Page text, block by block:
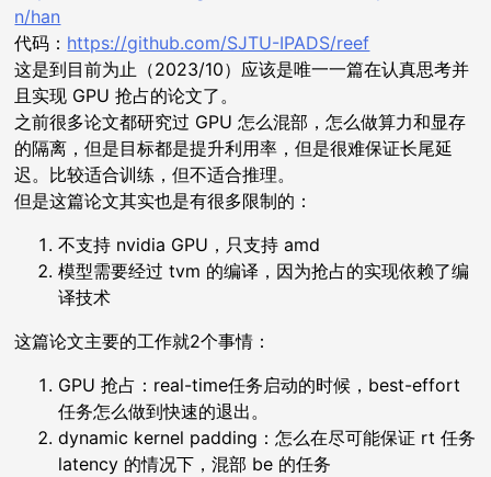
n/han
代码： https://github.com/SJTU-IPADS/reef
这是到目前为止（2023/10）应该是唯一一篇在认真思考并
且实现 GPU 抢占的论文了。
之前很多论文都研究过 GPU 怎么混部，怎么做算力和显存
的隔离，但是目标都是提升利用率，但是很难保证长尾延
迟。比较适合训练，但不适合推理。
但是这篇论文其实也是有很多限制的：
不支持 nvidia GPU，只支持 amd
模型需要经过 tvm 的编译，因为抢占的实现依赖了编
译技术
这篇论文主要的工作就2个事情：
GPU 抢占：real-time任务启动的时候，best-effort
任务怎么做到快速的退出。
dynamic kernel padding：怎么在尽可能保证 rt 任务
latency 的情况下，混部 be 的任务